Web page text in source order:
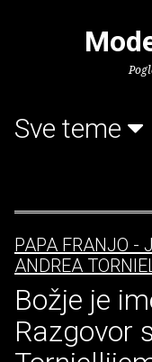
Sve teme
PAPA FRANJO -
ANDREA
Božje je
Razgovor